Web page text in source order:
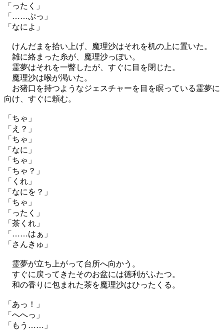
「ったく」
「……ぷっ」
「なによ」
けんだまを拾い上げ、魔理沙はそれを机の上に置いた。
雑に絡まった糸が、魔理沙っぽい。
霊夢はそれを一瞥したが、すぐに目を閉じた。
魔理沙は喉が渇いた。
お猪口を持つようなジェスチャーを目を瞑っている霊夢に
向け、すぐに頼む。
「ちゃ」
「え？」
「ちゃ」
「なに」
「ちゃ」
「ちゃ？」
「くれ」
「なにを？」
「ちゃ」
「ったく」
「茶くれ」
「……はぁ」
「さんきゅ」
霊夢が立ち上がって台所へ向かう。
すぐに戻ってきたそのお盆には徳利がふたつ。
和の香りに包まれた茶を魔理沙はひったくる。
「あっ！」
「へへっ」
「もう……」